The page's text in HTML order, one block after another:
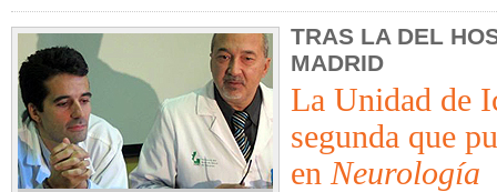
TRAS LA DEL
MADRID
La Unidad de
segunda que
en Neurología